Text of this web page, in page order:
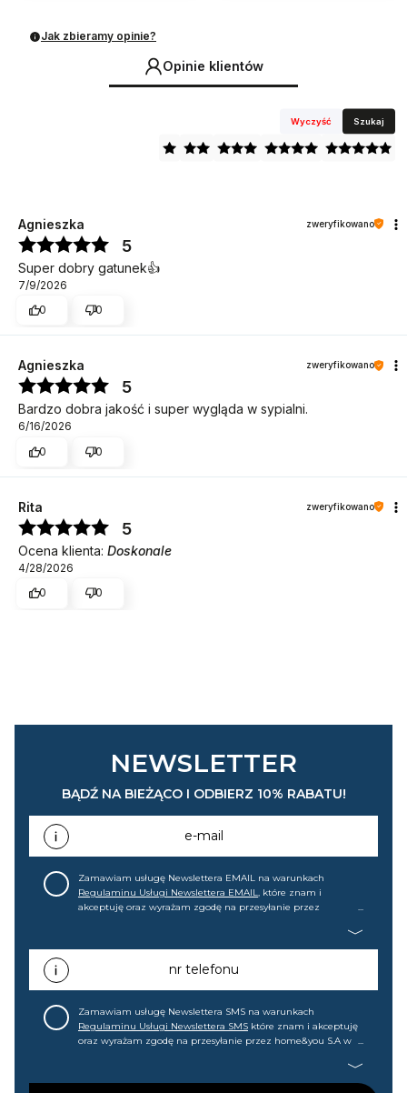
Jak zbieramy opinie?
Opinie klientów
Wyczyść Szukaj
Agnieszka zweryfikowano
5
Super dobry gatunek👍️
7/9/2026
0
0
Agnieszka zweryfikowano
5
Bardzo dobra jakość i super wygląda w sypialni.
6/16/2026
0
0
Rita zweryfikowano
5
Ocena klienta: Doskonale
4/28/2026
0
0
NEWSLETTER
BĄDŹ NA BIEŻĄCO I ODBIERZ 10% RABATU!
e-mail
Zamawiam usługę Newslettera EMAIL na warunkach
Regulaminu Usługi Newslettera EMAIL, które znam i
akceptuję oraz wyrażam zgodę na przesyłanie przez
promocjach, wyprzedażach). Wiem, że mogę tę zgodę w
każdej chwili cofnąć.nr telefonu
Zamawiam usługę Newslettera SMS na warunkach
Regulaminu Usługi Newslettera SMS które znam i akceptuję
oraz wyrażam zgodę na przesyłanie przez home&you S.A w
wyprzedażach). Wiem, że mogę tę zgodę w każdej chwili